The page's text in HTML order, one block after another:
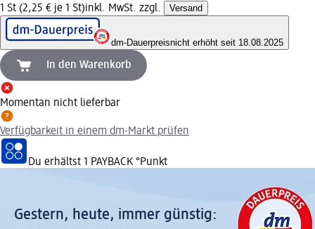
1 St (2,25 € je 1 St)inkl. MwSt. zzgl. Versand
dm-Dauerpreisnicht erhöht seit 18.08.2025
In den Warenkorb
Momentan nicht lieferbar
Verfügbarkeit in einem dm-Markt prüfen
Du erhältst 1 PAYBACK °Punkt
Gestern, heute, immer günstig: